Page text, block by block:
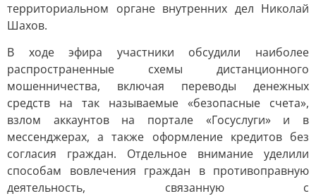
территориальном органе внутренних дел Николай
Шахов.
В ходе эфира участники обсудили наиболее
распространенные схемы дистанционного
мошенничества, включая переводы денежных
средств на так называемые «безопасные счета»,
взлом аккаунтов на портале «Госуслуги» и в
мессенджерах, а также оформление кредитов без
согласия граждан. Отдельное внимание уделили
способам вовлечения граждан в противоправную
деятельность, связанную с